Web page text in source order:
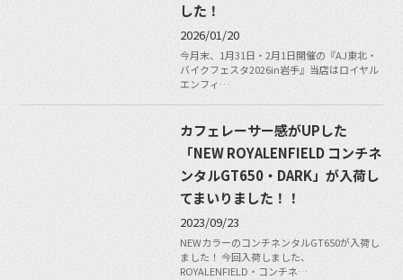
した！
2026/01/20
今月末、1月31日・2月1日開催の『AJ東北・
バイクフェスタ2026in岩手』当店はロイヤル
エンフィ…
カフェレーサー感がUPした
「NEW ROYALENFIELD コンチネ
ンタルGT650・DARK」が入荷し
てまいりました！！
2023/09/23
NEWカラーのコンチネンタルGT650が入荷し
ました！ 今回入荷しました、
ROYALENFIELD・コンチネ…